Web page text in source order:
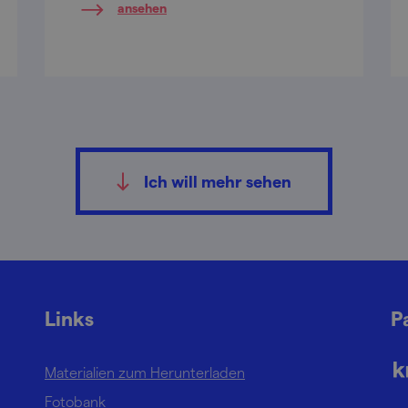
doch…ansehen
Ich will mehr sehen
Links
Materialien zum Herunterladen
Fotobank